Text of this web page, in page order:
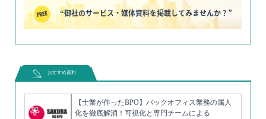
“御社のサービス・媒体資料を掲載してみませんか？”
おすすめ資料
【士業が作ったBPO】バックオフィス業務の属人
化を徹底解消！可視化と専門チームによる